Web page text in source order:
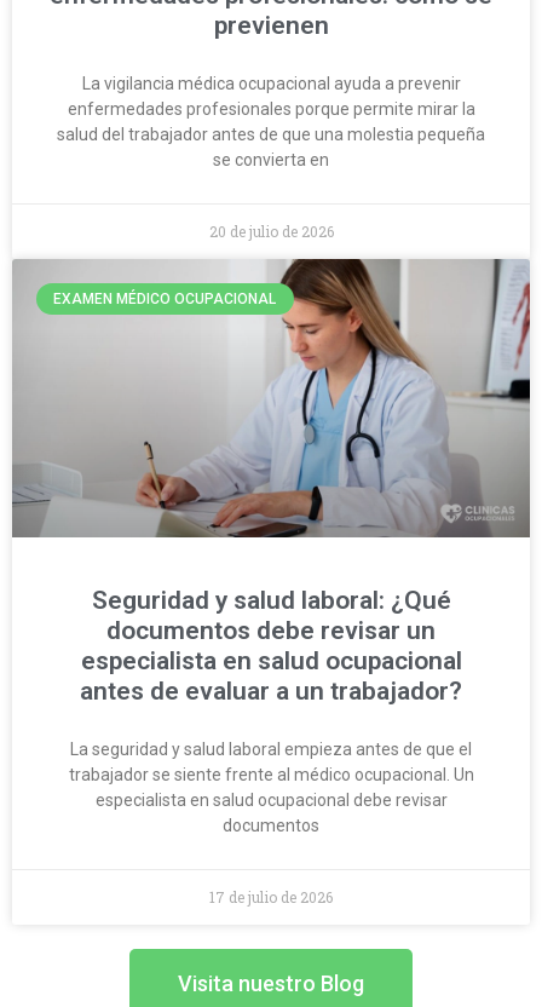
previenen
La vigilancia médica ocupacional ayuda a prevenir
enfermedades profesionales porque permite mirar la
salud del trabajador antes de que una molestia pequeña
se convierta en
20 de julio de 2026
EXAMEN MÉDICO OCUPACIONAL
Seguridad y salud laboral: ¿Qué
documentos debe revisar un
especialista en salud ocupacional
antes de evaluar a un trabajador?
La seguridad y salud laboral empieza antes de que el
trabajador se siente frente al médico ocupacional. Un
especialista en salud ocupacional debe revisar
documentos
17 de julio de 2026
Visita nuestro Blog